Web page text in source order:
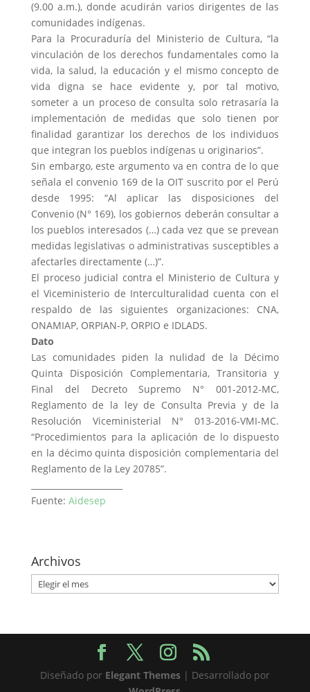
(9.00 a.m.), donde acudirán varios dirigentes de las
comunidades indígenas.
Para la Procuraduría del Ministerio de Cultura, “la
vinculación de los derechos fundamentales como la
vida, la salud, la educación y el mismo concepto de
vida digna se hace evidente y, por tal motivo,
someter a un proceso de consulta solo retrasaría la
implementación de medidas que solo tienen por
finalidad garantizar los derechos de los individuos
que integran los pueblos indígenas u originarios”.
Sin embargo, este argumento va en contra de lo que
señala el convenio 169 de la OIT suscrito por el Perú
desde 1995: “Al aplicar las disposiciones del
Convenio (N° 169), los gobiernos deberán consultar a
los pueblos interesados (…) cada vez que se prevean
medidas legislativas o administrativas susceptibles a
afectarles directamente (…)”.
El proceso judicial contra el Ministerio de Cultura y
el Viceministerio de Interculturalidad cuenta con el
respaldo de las siguientes organizaciones: CNA,
ONAMIAP, ORPIAN-P, ORPIO e IDLADS.
Dato
Las comunidades piden la nulidad de la Décimo
Quinta Disposición Complementaria, Transitoria y
Final del Decreto Supremo N° 001-2012-MC,
Reglamento de la ley de Consulta Previa y de la
Resolución Viceministerial N° 013-2016-VMI-MC.
“Procedimientos para la aplicación de lo dispuesto
en la décimo quinta disposición complementaria del
Reglamento de la Ley 20785”.
Fuente: Aidesep
Archivos
Archivos
Diseñado por Elegant Themes| Desarrollado por